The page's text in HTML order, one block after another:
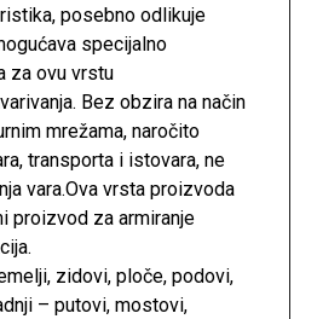
posebno odlikuje
specijalno
za ovu vrstu
Bez obzira na način
mrežama, naročito
transporta i istovara, ne
vara.Ova vrsta proizvoda
proizvod za armiranje
zidovi, ploče, podovi,
– putovi, mostovi,